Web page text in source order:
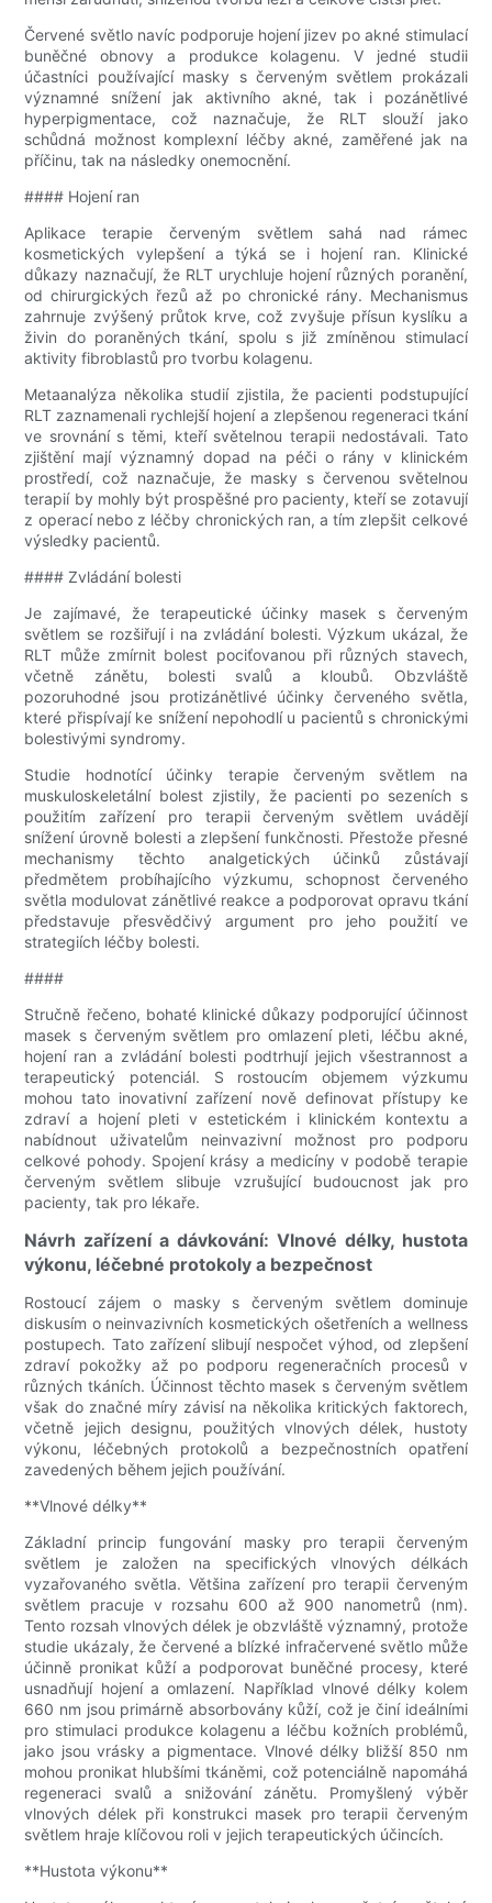
Červené světlo navíc podporuje hojení jizev po akné stimulací
buněčné obnovy a produkce kolagenu. V jedné studii
účastníci používající masky s červeným světlem prokázali
významné snížení jak aktivního akné, tak i pozánětlivé
hyperpigmentace, což naznačuje, že RLT slouží jako
schůdná možnost komplexní léčby akné, zaměřené jak na
příčinu, tak na následky onemocnění.
#### Hojení ran
Aplikace terapie červeným světlem sahá nad rámec
kosmetických vylepšení a týká se i hojení ran. Klinické
důkazy naznačují, že RLT urychluje hojení různých poranění,
od chirurgických řezů až po chronické rány. Mechanismus
zahrnuje zvýšený průtok krve, což zvyšuje přísun kyslíku a
živin do poraněných tkání, spolu s již zmíněnou stimulací
aktivity fibroblastů pro tvorbu kolagenu.
Metaanalýza několika studií zjistila, že pacienti podstupující
RLT zaznamenali rychlejší hojení a zlepšenou regeneraci tkání
ve srovnání s těmi, kteří světelnou terapii nedostávali. Tato
zjištění mají významný dopad na péči o rány v klinickém
prostředí, což naznačuje, že masky s červenou světelnou
terapií by mohly být prospěšné pro pacienty, kteří se zotavují
z operací nebo z léčby chronických ran, a tím zlepšit celkové
výsledky pacientů.
#### Zvládání bolesti
Je zajímavé, že terapeutické účinky masek s červeným
světlem se rozšiřují i ​​na zvládání bolesti. Výzkum ukázal, že
RLT může zmírnit bolest pociťovanou při různých stavech,
včetně zánětu, bolesti svalů a kloubů. Obzvláště
pozoruhodné jsou protizánětlivé účinky červeného světla,
které přispívají ke snížení nepohodlí u pacientů s chronickými
bolestivými syndromy.
Studie hodnotící účinky terapie červeným světlem na
muskuloskeletální bolest zjistily, že pacienti po sezeních s
použitím zařízení pro terapii červeným světlem uvádějí
snížení úrovně bolesti a zlepšení funkčnosti. Přestože přesné
mechanismy těchto analgetických účinků zůstávají
předmětem probíhajícího výzkumu, schopnost červeného
světla modulovat zánětlivé reakce a podporovat opravu tkání
představuje přesvědčivý argument pro jeho použití ve
strategiích léčby bolesti.
####
Stručně řečeno, bohaté klinické důkazy podporující účinnost
masek s červeným světlem pro omlazení pleti, léčbu akné,
hojení ran a zvládání bolesti podtrhují jejich všestrannost a
terapeutický potenciál. S rostoucím objemem výzkumu
mohou tato inovativní zařízení nově definovat přístupy ke
zdraví a hojení pleti v estetickém i klinickém kontextu a
nabídnout uživatelům neinvazivní možnost pro podporu
celkové pohody. Spojení krásy a medicíny v podobě terapie
červeným světlem slibuje vzrušující budoucnost jak pro
pacienty, tak pro lékaře.
Návrh zařízení a dávkování: Vlnové délky, hustota
výkonu, léčebné protokoly a bezpečnost
Rostoucí zájem o masky s červeným světlem dominuje
diskusím o neinvazivních kosmetických ošetřeních a wellness
postupech. Tato zařízení slibují nespočet výhod, od zlepšení
zdraví pokožky až po podporu regeneračních procesů v
různých tkáních. Účinnost těchto masek s červeným světlem
však do značné míry závisí na několika kritických faktorech,
včetně jejich designu, použitých vlnových délek, hustoty
výkonu, léčebných protokolů a bezpečnostních opatření
zavedených během jejich používání.
**Vlnové délky**
Základní princip fungování masky pro terapii červeným
světlem je založen na specifických vlnových délkách
vyzařovaného světla. Většina zařízení pro terapii červeným
světlem pracuje v rozsahu 600 až 900 nanometrů (nm).
Tento rozsah vlnových délek je obzvláště významný, protože
studie ukázaly, že červené a blízké infračervené světlo může
účinně pronikat kůží a podporovat buněčné procesy, které
usnadňují hojení a omlazení. Například vlnové délky kolem
660 nm jsou primárně absorbovány kůží, což je činí ideálními
pro stimulaci produkce kolagenu a léčbu kožních problémů,
jako jsou vrásky a pigmentace. Vlnové délky bližší 850 nm
mohou pronikat hlubšími tkáněmi, což potenciálně napomáhá
regeneraci svalů a snižování zánětu. Promyšlený výběr
vlnových délek při konstrukci masek pro terapii červeným
světlem hraje klíčovou roli v jejich terapeutických účincích.
**Hustota výkonu**